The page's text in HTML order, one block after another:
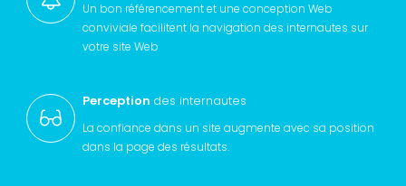
Un bon référencement et une conception Web
conviviale facilitent la navigation des internautes sur
votre site Web
Perception des internautes
La confiance dans un site augmente avec sa position
dans la page des résultats.